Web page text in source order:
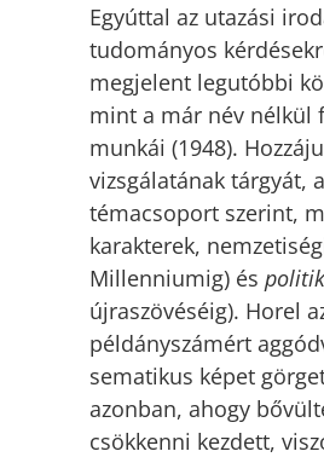
Egyúttal az utazási
tudományos
megjelent legutóbbi
mint a már név nélkül
munkái (1948).
vizsgálatának tárgyát,
témacsoport szerint,
karakterek,
Millenniumig) és
újraszövéséig). Horel
példányszámért
sematikus képet
azonban, ahogy
csökkenni kezdett,